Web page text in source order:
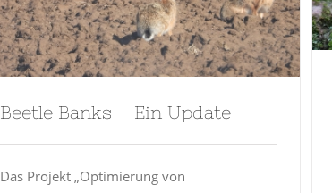
Beetle Banks – Ein Update
Das Projekt „Optimierung von